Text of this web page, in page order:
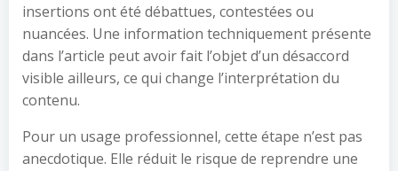
insertions ont été débattues, contestées ou
nuancées. Une information techniquement présente
dans l’article peut avoir fait l’objet d’un désaccord
visible ailleurs, ce qui change l’interprétation du
contenu.
Pour un usage professionnel, cette étape n’est pas
anecdotique. Elle réduit le risque de reprendre une